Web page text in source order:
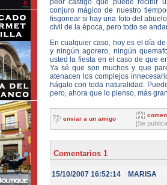
peor castigo que puede recibir
conjuro mágico de nuestro
fisgonear si hay una foto del
civil de la época, pero todo se
En cualquier caso, hoy es el día
y ningún agorero, ningún
usted la fiesta en el caso de que
Ya sé que son muchos y que
atenacen los complejos
hágalo con toda naturalidad.
pero, ahora que lo pienso, más
enviar a un amigo
[Se
Comentarios 1
15/10/2007 16:52:14 MARISA